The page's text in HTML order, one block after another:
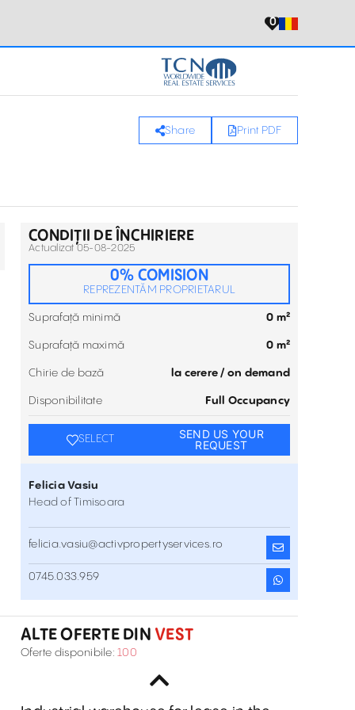
0
Share Print PDF
CONDIȚII DE ÎNCHIRIERE
Actualizat 05-08-2025
0% COMISION
REPREZENTĂM PROPRIETARUL
Suprafață minimă 0 m²
Suprafață maximă 0 m²
Chirie de bază la cerere / on demand
Disponibilitate Full Occupancy
SELECT
SEND US YOUR
REQUEST
Felicia Vasiu
Head of Timisoara
felicia.vasiu@activpropertyservices.ro
0745.033.959
ALTE OFERTE DIN VEST
Oferte disponibile: 100
Inchiriere
Parcul Industrial Eurobusiness II Oradea
Calea Borsului , Vest